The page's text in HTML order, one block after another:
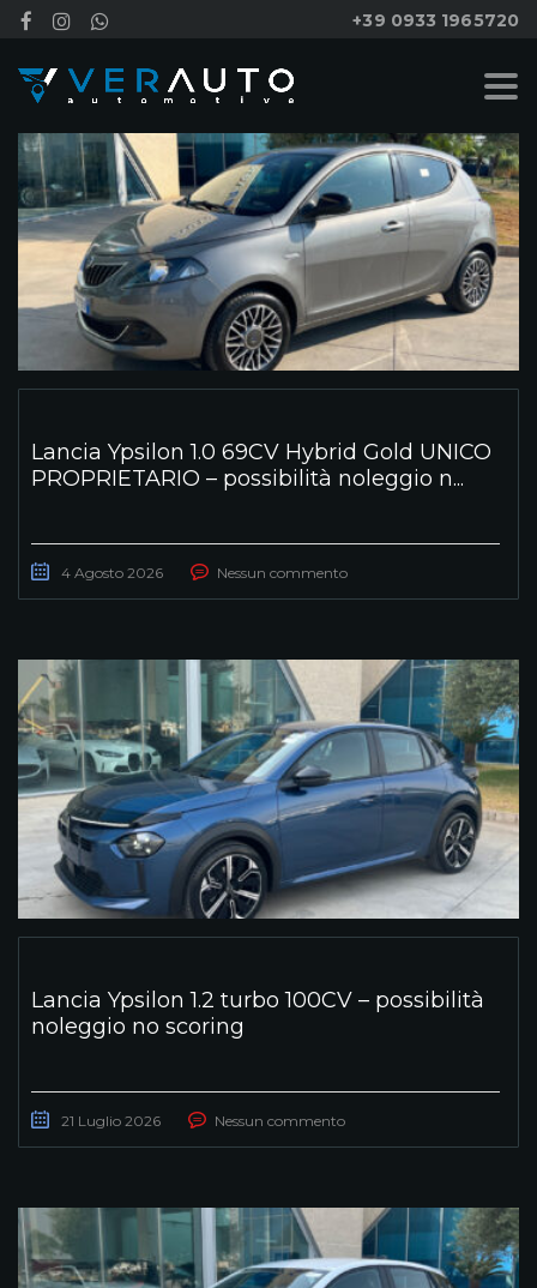
+39 0933 1965720
Lancia Ypsilon 1.0 69CV Hybrid Gold UNICO
PROPRIETARIO – possibilità noleggio n...
4 Agosto 2026 Nessun commento
Lancia Ypsilon 1.2 turbo 100CV – possibilità
noleggio no scoring
21 Luglio 2026 Nessun commento